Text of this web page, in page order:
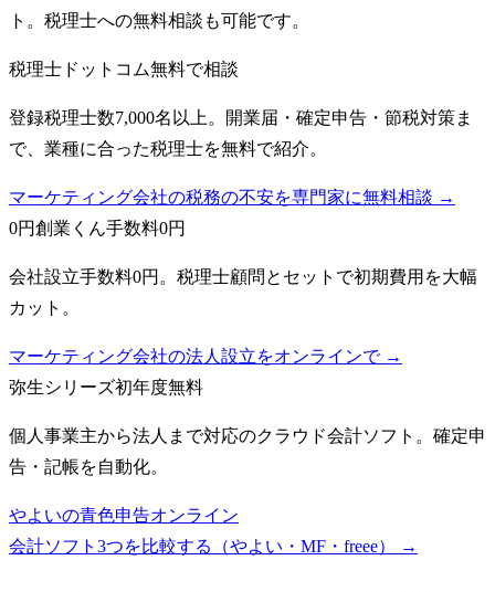
ト。税理士への無料相談も可能です。
税理士ドットコム無料で相談
登録税理士数7,000名以上。開業届・確定申告・節税対策ま
で、業種に合った税理士を無料で紹介。
マーケティング会社の税務の不安を専門家に無料相談 →
0円創業くん手数料0円
会社設立手数料0円。税理士顧問とセットで初期費用を大幅
カット。
マーケティング会社の法人設立をオンラインで →
弥生シリーズ初年度無料
個人事業主から法人まで対応のクラウド会計ソフト。確定申
告・記帳を自動化。
やよいの青色申告オンライン
会計ソフト3つを比較する（やよい・MF・freee）
→